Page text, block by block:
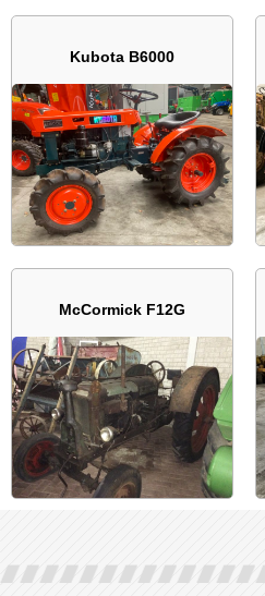
Kubota B6000
McCormick F12G